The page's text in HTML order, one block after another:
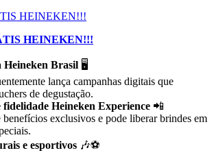
HEINEKEN!!!
HEINEKEN!!!
Heineken Brasil 🖥️
lança campanhas digitais que
de degustação.
Heineken Experience 📲
benefícios exclusivos e pode liberar brindes em
e esportivos 🎶⚽